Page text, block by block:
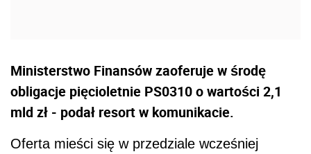
Ministerstwo Finansów zaoferuje w środę
obligacje pięcioletnie PS0310 o wartości 2,1
mld zł - podał resort w komunikacie.
Oferta mieści się w przedziale wcześniej